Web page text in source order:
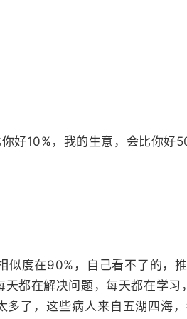
10%，我的生意，会比你好
度在90%，自己看不了的，
都在解决问题，每天都在学习
了，这些病人来自五湖四海